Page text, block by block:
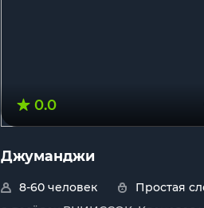
0.0
Джуманджи
8-60 человек
Простая